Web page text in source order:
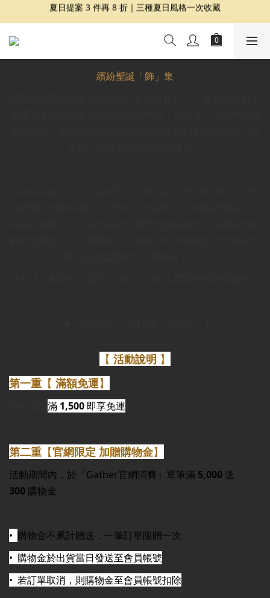
夏日提案 3 件再 8 折｜三種夏日風格一次收藏
夏日提案 3 件再 8 折｜三種夏日風格一次收藏
盛夏精選｜限定印花組合、精選單品 7 折起
Dragon Diffusion 年度預購會展開｜7/30-8/30
夏日提案 3 件再 8 折｜三種夏日風格一次收藏
繽紛聖誕「飾」集
【 活動說明 】
第一重 【 滿額免運】
滿 1,500 即享免運
第二重 【官網限定 加贈購物金】
活動期間內，於「Gather官網消費」單筆滿 5,000 送
300 購物金
• 購物金不累計贈送​，一筆訂單限贈一次
• 購物金於出貨當日發送至會員帳號
• 若訂單取消，則購物金至會員帳號扣除